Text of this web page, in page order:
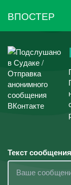
ВПОСТЕР
Текст